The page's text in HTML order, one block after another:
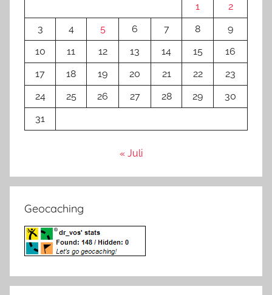
1
2
3
4 5 6 7 8
9
10
11 12 13 14 15
16
17
18 19 20 21 22
23
24
25 26 27 28 29
30
31
« Juli
Geocaching